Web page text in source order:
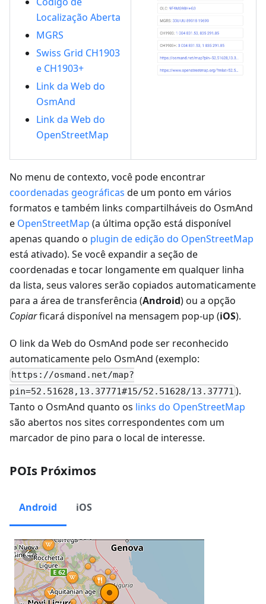
Localização Aberta
MGRS
Swiss Grid CH1903
e CH1903+
Link da Web do
OsmAnd
Link da Web do
OpenStreetMap
No menu de contexto, você pode encontrar
coordenadas geográficas de um ponto em vários
formatos e também links compartilháveis do OsmAnd
e OpenStreetMap (a última opção está disponível
apenas quando o plugin de edição do OpenStreetMap
está ativado). Se você expandir a seção de
coordenadas e tocar longamente em qualquer linha
da lista, seus valores serão copiados automaticamente
para a área de transferência (Android) ou a opção
Copiarficará disponível na mensagem pop-up (iOS).
O link da Web do OsmAnd pode ser reconhecido
automaticamente pelo OsmAnd (exemplo:
https://osmand.net/map?
pin=52.51628,13.37771#15/52.51628/13.37771 ).
Tanto o OsmAnd quanto os links do OpenStreetMap
são abertos nos sites correspondentes com um
marcador de pino para o local de interesse.
POIs Próximos
Android iOS